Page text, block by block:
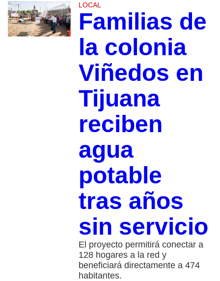
LOCAL
Familias de
la colonia
Viñedos en
Tijuana
reciben
agua
potable
tras años
sin servicio
El proyecto permitirá conectar a
128 hogares a la red y
beneficiará directamente a 474
habitantes.